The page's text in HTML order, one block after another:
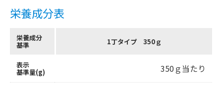
栄養成分表
栄養成分
基準
表示
基準量(g)
1丁タイプ 350ｇ
350ｇ当たり